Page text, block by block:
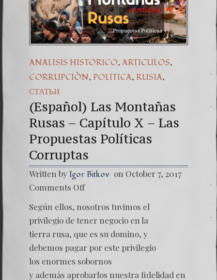
ANÁLISIS HISTÓRICO, ARTICULOS,
CORRUPCIÒN, POLÍTICA, RUSIA,
СТАТЬИ
(Español) Las Montañas
Rusas – Capítulo X – Las
Propuestas Políticas
Corruptas
Written by Igor Bitkov on October 7, 2017
Comments Off
Según ellos, nosotros tuvimos el
privilegio de tener negocio en la
tierra rusa, que es su domino, y
debemos pagar por este privilegio
los enormes sobornos
y además aprobarlos nuestra fidelidad en